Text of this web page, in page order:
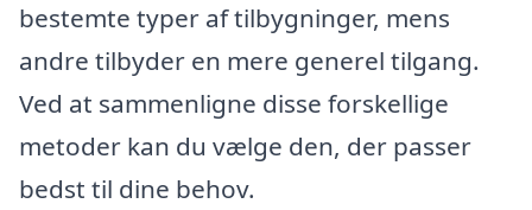
bestemte typer af tilbygninger, mens
andre tilbyder en mere generel tilgang.
Ved at sammenligne disse forskellige
metoder kan du vælge den, der passer
bedst til dine behov.